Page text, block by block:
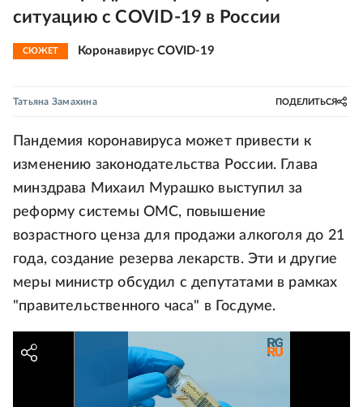
ситуацию с COVID-19 в России
СЮЖЕТ Коронавирус COVID-19
Татьяна Замахина ПОДЕЛИТЬСЯ
Пандемия коронавируса может привести к
изменению законодательства России. Глава
минздрава Михаил Мурашко выступил за
реформу системы ОМС, повышение
возрастного ценза для продажи алкоголя до 21
года, создание резерва лекарств. Эти и другие
меры министр обсудил с депутатами в рамках
"правительственного часа" в Госдуме.